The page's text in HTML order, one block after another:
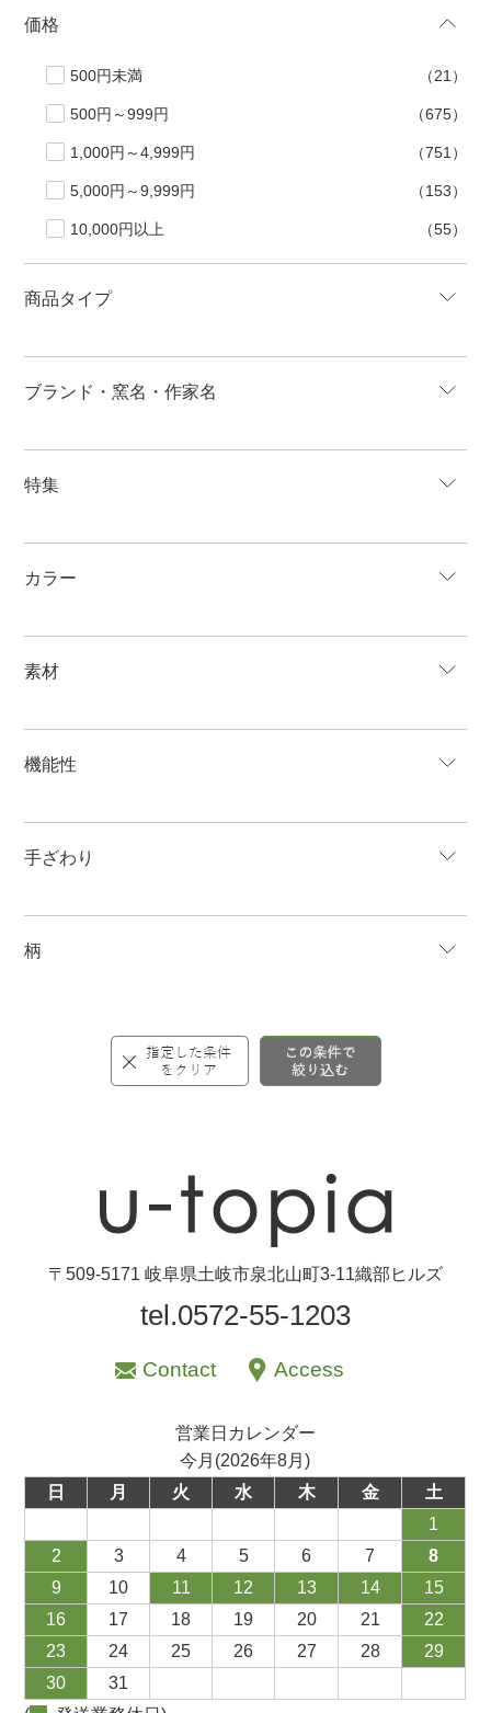
価格
500円未満 （21）
500円～999円 （675）
1,000円～4,999円 （751）
5,000円～9,999円 （153）
10,000円以上 （55）
商品タイプ
ブランド・窯名・作家名
特集
カラー
素材
機能性
手ざわり
柄
〒509-5171 岐阜県土岐市泉北山町3-11織部ヒルズ
tel.0572-55-1203
Contact Access
営業日カレンダー
今月(2026年8月)
日
月 火 水 木 金
土
1
2
3 4 5 6 7
8
9
10 11 12 13 14
15
16
17 18 19 20 21
22
23
24 25 26 27 28
29
30
31